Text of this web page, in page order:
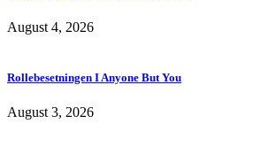
August 4, 2026
Rollebesetningen I Anyone But You
August 3, 2026